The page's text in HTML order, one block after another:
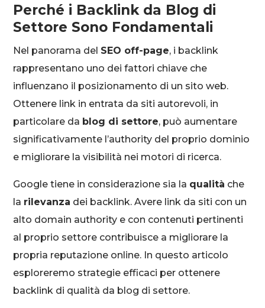
Perché i Backlink da Blog di
Settore Sono Fondamentali
Nel panorama del SEO off-page, i backlink
rappresentano uno dei fattori chiave che
influenzano il posizionamento di un sito web.
Ottenere link in entrata da siti autorevoli, in
particolare da blog di settore, può aumentare
significativamente l’authority del proprio dominio
e migliorare la visibilità nei motori di ricerca.
Google tiene in considerazione sia la qualità che
la rilevanza dei backlink. Avere link da siti con un
alto domain authority e con contenuti pertinenti
al proprio settore contribuisce a migliorare la
propria reputazione online. In questo articolo
esploreremo strategie efficaci per ottenere
backlink di qualità da blog di settore.